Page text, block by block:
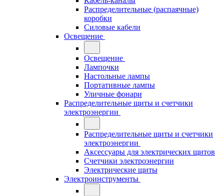
Распределительные (распаячные)
коробки
Силовые кабели
Освещение
Освещение
Лампочки
Настольные лампы
Портативные лампы
Уличные фонари
Распределительные щиты и счетчики
электроэнергии
Распределительные щиты и счетчики
электроэнергии
Аксессуары для электрических щитов
Счетчики электроэнергии
Электрические щиты
Электроинструменты